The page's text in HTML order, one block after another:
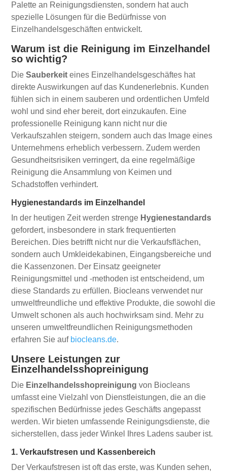
Palette an Reinigungsdiensten, sondern hat auch
spezielle Lösungen für die Bedürfnisse von
Einzelhandelsgeschäften entwickelt.
Warum ist die Reinigung im Einzelhandel
so wichtig?
DieSauberkeit eines Einzelhandelsgeschäftes hat
direkte Auswirkungen auf das Kundenerlebnis. Kunden
fühlen sich in einem sauberen und ordentlichen Umfeld
wohl und sind eher bereit, dort einzukaufen. Eine
professionelle Reinigung kann nicht nur die
Verkaufszahlen steigern, sondern auch das Image eines
Unternehmens erheblich verbessern. Zudem werden
Gesundheitsrisiken verringert, da eine regelmäßige
Reinigung die Ansammlung von Keimen und
Schadstoffen verhindert.
Hygienestandards im Einzelhandel
In der heutigen Zeit werden strenge Hygienestandards
gefordert, insbesondere in stark frequentierten
Bereichen. Dies betrifft nicht nur die Verkaufsflächen,
sondern auch Umkleidekabinen, Eingangsbereiche und
die Kassenzonen. Der Einsatz geeigneter
Reinigungsmittel und -methoden ist entscheidend, um
diese Standards zu erfüllen. Biocleans verwendet nur
umweltfreundliche und effektive Produkte, die sowohl die
Umwelt schonen als auch hochwirksam sind. Mehr zu
unseren umweltfreundlichen Reinigungsmethoden
erfahren Sie auf biocleans.de.
Unsere Leistungen zur
Einzelhandelsshopreinigung
Die Einzelhandelsshopreinigung von Biocleans
umfasst eine Vielzahl von Dienstleistungen, die an die
spezifischen Bedürfnisse jedes Geschäfts angepasst
werden. Wir bieten umfassende Reinigungsdienste, die
sicherstellen, dass jeder Winkel Ihres Ladens sauber ist.
1. Verkaufstresen und Kassenbereich
Der Verkaufstresen ist oft das erste, was Kunden sehen,